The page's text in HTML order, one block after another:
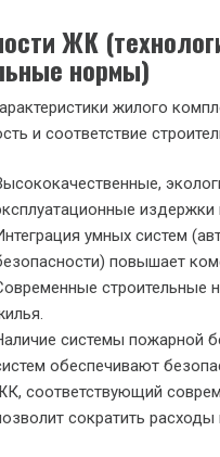
ЖК
нормы)
жилого
и соответствие
умных систем
повышает
строительные
системы пожарной
обеспечивают
соответствующий
сократить расходы